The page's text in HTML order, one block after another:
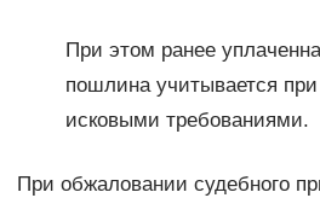
При этом ранее
пошлина учитывается
исковыми требованиями.
При обжаловании судебного